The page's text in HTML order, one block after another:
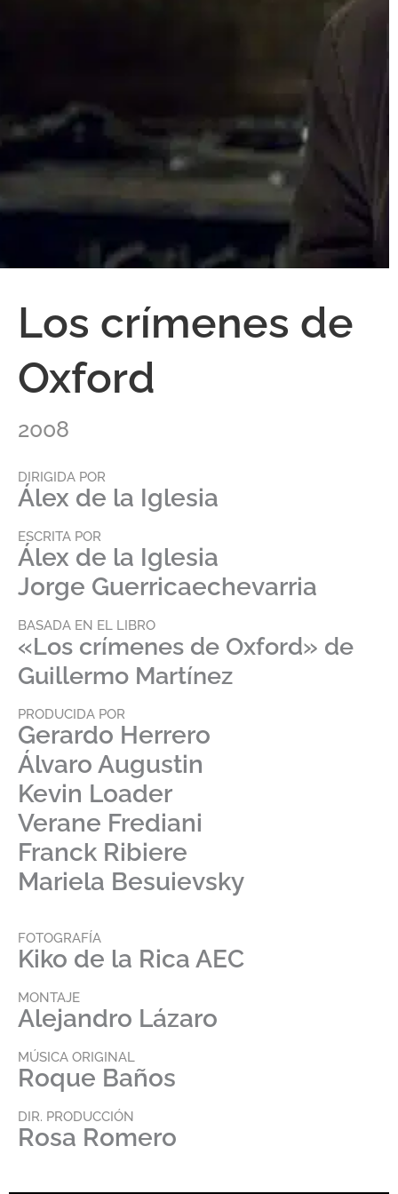
Los crímenes de
Oxford
2008
DIRIGIDA POR
Álex de la Iglesia
ESCRITA POR
Álex de la Iglesia
Jorge Guerricaechevarria
BASADA EN EL LIBRO
«Los crímenes de Oxford» de
Guillermo Martínez
PRODUCIDA POR
Gerardo Herrero
Álvaro Augustin
Kevin Loader
Verane Frediani
Franck Ribiere
Mariela Besuievsky
FOTOGRAFÍA
Kiko de la Rica AEC
MONTAJE
Alejandro Lázaro
MÚSICA ORIGINAL
Roque Baños
DIR. PRODUCCIÓN
Rosa Romero